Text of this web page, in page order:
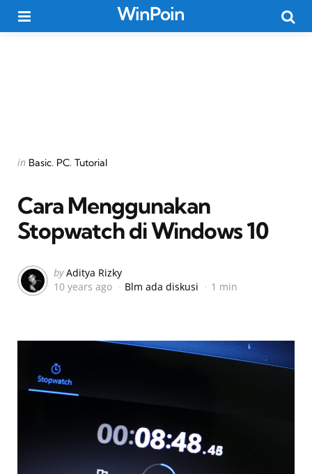
WinPoin
Categories
Posted
in Basic PC Tutorial
Cara Menggunakan
Stopwatch di Windows 10
Posted
by
by Aditya Rizky
10 years ago
Blm ada diskusi 1 min